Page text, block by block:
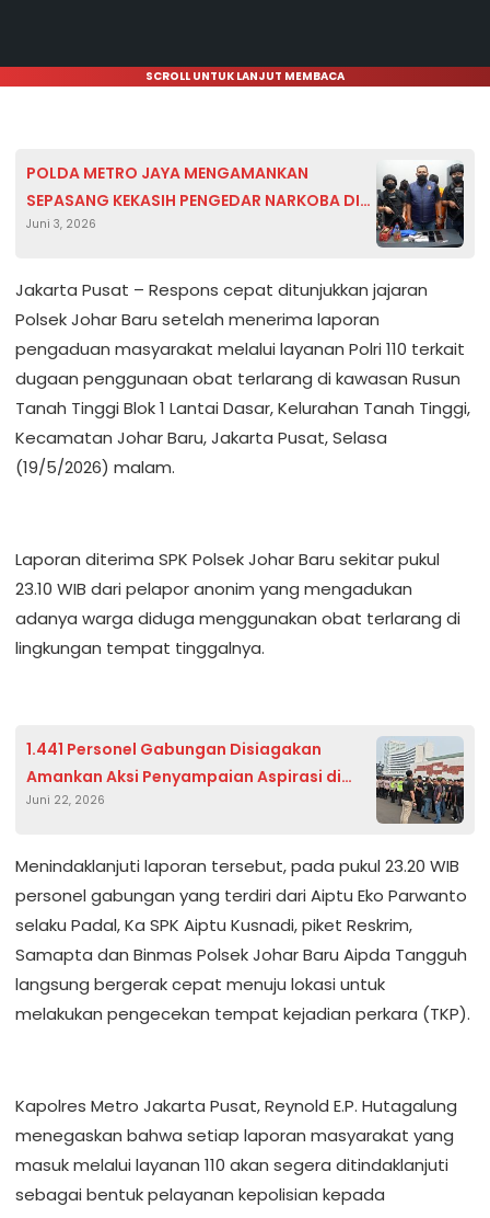
SCROLL UNTUK LANJUT MEMBACA
POLDA METRO JAYA MENGAMANKAN
SEPASANG KEKASIH PENGEDAR NARKOBA DI
JAKARTA BARAT
Juni 3, 2026
Jakarta Pusat – Respons cepat ditunjukkan jajaran
Polsek Johar Baru setelah menerima laporan
pengaduan masyarakat melalui layanan Polri 110 terkait
dugaan penggunaan obat terlarang di kawasan Rusun
Tanah Tinggi Blok 1 Lantai Dasar, Kelurahan Tanah Tinggi,
Kecamatan Johar Baru, Jakarta Pusat, Selasa
(19/5/2026) malam.
Laporan diterima SPK Polsek Johar Baru sekitar pukul
23.10 WIB dari pelapor anonim yang mengadukan
adanya warga diduga menggunakan obat terlarang di
lingkungan tempat tinggalnya.
1.441 Personel Gabungan Disiagakan
Amankan Aksi Penyampaian Aspirasi di
DPR/MPR
Juni 22, 2026
Menindaklanjuti laporan tersebut, pada pukul 23.20 WIB
personel gabungan yang terdiri dari Aiptu Eko Parwanto
selaku Padal, Ka SPK Aiptu Kusnadi, piket Reskrim,
Samapta dan Binmas Polsek Johar Baru Aipda Tangguh
langsung bergerak cepat menuju lokasi untuk
melakukan pengecekan tempat kejadian perkara (TKP).
Kapolres Metro Jakarta Pusat, Reynold E.P. Hutagalung
menegaskan bahwa setiap laporan masyarakat yang
masuk melalui layanan 110 akan segera ditindaklanjuti
sebagai bentuk pelayanan kepolisian kepada